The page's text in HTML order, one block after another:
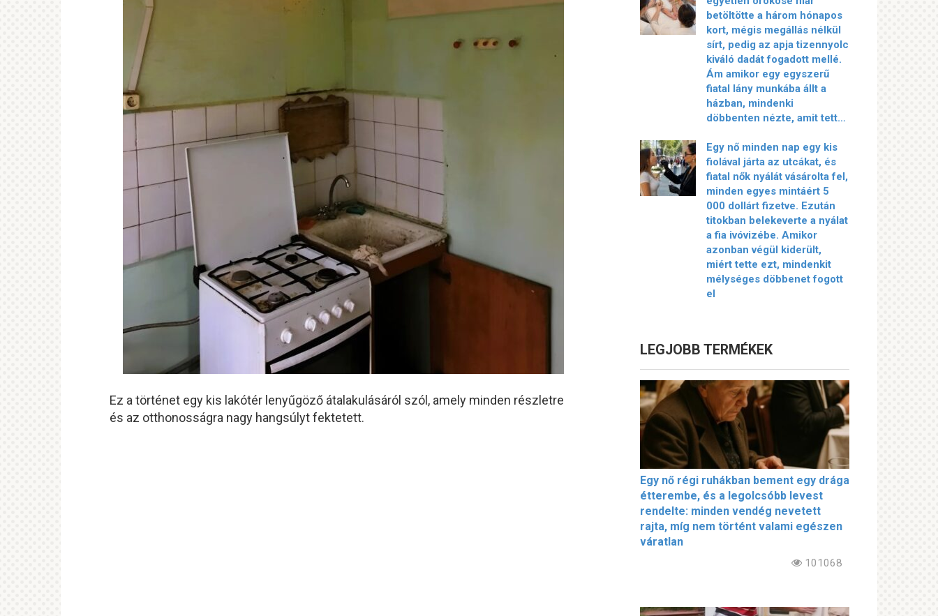
Ez a történet egy kis lakótér lenyűgöző átalakulásáról szól, amely minden részletre
és az otthonosságra nagy hangsúlyt fektetett.
betöltötte a három hónapos
kort, mégis megállás nélkül
sírt, pedig az apja tizennyolc
kiváló dadát fogadott mellé.
Ám amikor egy egyszerű
fiatal lány munkába állt a
házban, mindenki
döbbenten nézte, amit tett…
Egy nő minden nap egy kis
fiolával járta az utcákat, és
fiatal nők nyálát vásárolta fel,
minden egyes mintáért 5
000 dollárt fizetve. Ezután
titokban belekeverte a nyálat
a fia ivóvizébe. Amikor
azonban végül kiderült,
miért tette ezt, mindenkit
mélységes döbbenet fogott
el
LEGJOBB TERMÉKEK
Egy nő régi ruhákban bement egy drága
étterembe, és a legolcsóbb levest
rendelte: minden vendég nevetett
rajta, míg nem történt valami egészen
váratlan
101068